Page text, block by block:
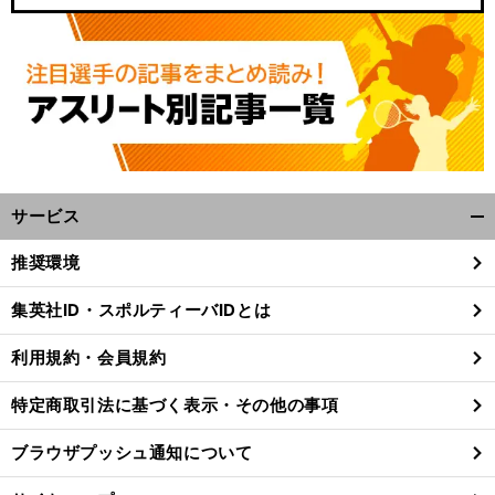
サービス
閉
る
推奨環境
集英社ID・スポルティーバIDとは
利用規約・会員規約
特定商取引法に基づく表示・その他の事項
ブラウザプッシュ通知について